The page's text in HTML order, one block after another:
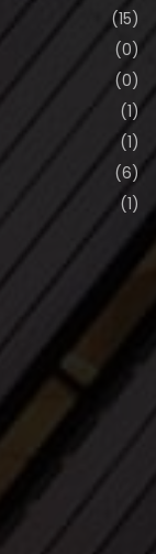
(15)
(0)
(0)
(1)
(1)
(6)
(1)